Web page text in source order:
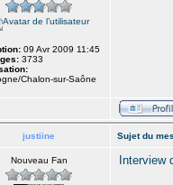
09 Avr 2009 11:45
3733
Chalon-sur-Saône
justiine Sujet du
Nouveau Fan Interview